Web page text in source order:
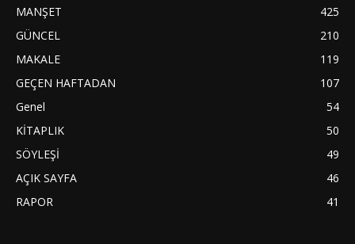
MANŞET
425
GÜNCEL
210
MAKALE
119
GEÇEN HAFTADAN
107
Genel
54
KİTAPLIK
50
SÖYLEŞİ
49
AÇIK SAYFA
46
RAPOR
41